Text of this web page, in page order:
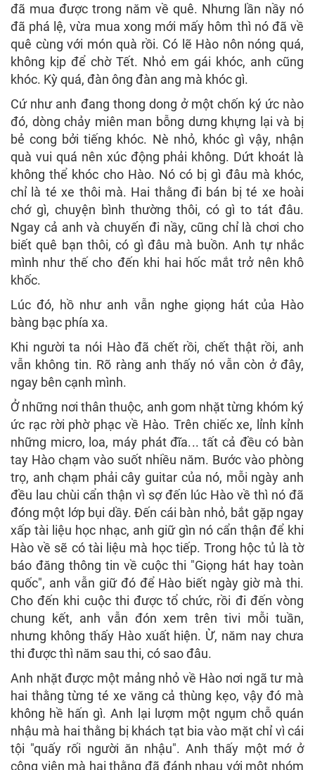
đã mua được trong năm về quê. Nhưng lần nầy nó
đã phá lệ, vừa mua xong mới mấy hôm thì nó đã về
quê cùng với món quà rồi. Có lẽ Hào nôn nóng quá,
không kịp để chờ Tết. Nhỏ em gái khóc, anh cũng
khóc. Kỳ quá, đàn ông đàn ang mà khóc gì.
Cứ như anh đang thong dong ở một chốn ký ức nào
đó, dòng chảy miên man bỗng dưng khựng lại và bị
bẻ cong bởi tiếng khóc. Nè nhỏ, khóc gì vậy, nhận
quà vui quá nên xúc động phải không. Dứt khoát là
không thể khóc cho Hào. Nó có bị gì đâu mà khóc,
chỉ là té xe thôi mà. Hai thằng đi bán bị té xe hoài
chớ gì, chuyện bình thường thôi, có gì to tát đâu.
Ngay cả anh và chuyến đi nầy, cũng chỉ là chơi cho
biết quê bạn thôi, có gì đâu mà buồn. Anh tự nhắc
mình như thế cho đến khi hai hốc mắt trở nên khô
khốc.
Lúc đó, hồ như anh vẫn nghe giọng hát của Hào
bàng bạc phía xa.
Khi người ta nói Hào đã chết rồi, chết thật rồi, anh
vẫn không tin. Rõ ràng anh thấy nó vẫn còn ở đây,
ngay bên cạnh mình.
Ở những nơi thân thuộc, anh gom nhặt từng khóm ký
ức rạc rời phờ phạc về Hào. Trên chiếc xe, lỉnh kỉnh
những micro, loa, máy phát đĩa... tất cả đều có bàn
tay Hào chạm vào suốt nhiều năm. Bước vào phòng
trọ, anh chạm phải cây guitar của nó, mỗi ngày anh
đều lau chùi cẩn thận vì sợ đến lúc Hào về thì nó đã
đóng một lớp bụi dầy. Đến cái bàn nhỏ, bắt gặp ngay
xấp tài liệu học nhạc, anh giữ gìn nó cẩn thận để khi
Hào về sẽ có tài liệu mà học tiếp. Trong hộc tủ là tờ
báo đăng thông tin về cuộc thi "Giọng hát hay toàn
quốc", anh vẫn giữ đó để Hào biết ngày giờ mà thi.
Cho đến khi cuộc thi được tổ chức, rồi đi đến vòng
chung kết, anh vẫn đón xem trên tivi mỗi tuần,
nhưng không thấy Hào xuất hiện. Ừ, năm nay chưa
thi được thì năm sau thi, có sao đâu.
Anh nhặt được một mảng nhỏ về Hào nơi ngã tư mà
hai thằng từng té xe văng cả thùng kẹo, vậy đó mà
không hề hấn gì. Anh lại lượm một ngụm chỗ quán
nhậu mà hai thằng bị khách tạt bia vào mặt chỉ vì cái
tội "quấy rối người ăn nhậu". Anh thấy một mớ ở
công viên mà hai thằng đã đánh nhau với một nhóm